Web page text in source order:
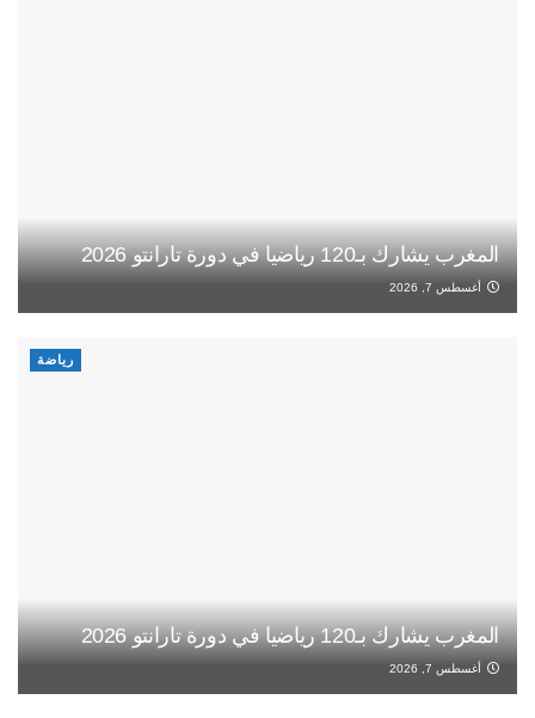
المغرب يشارك بـ120 رياضيا في دورة تارانتو 2026
أغسطس 7, 2026
رياضة
المغرب يشارك بـ120 رياضيا في دورة تارانتو 2026
أغسطس 7, 2026